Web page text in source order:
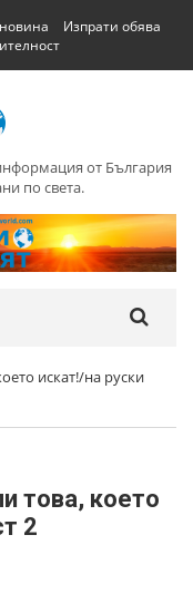
Изпрати обява
от България
по света.
искат!/на руски
това, което
2